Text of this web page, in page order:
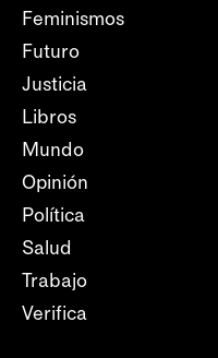
Feminismos
Futuro
Justicia
Libros
Mundo
Opinión
Política
Salud
Trabajo
Verifica